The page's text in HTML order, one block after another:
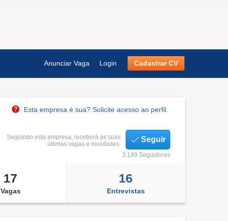
Anunciar Vaga Login Cadastrar CV
Esta empresa é sua? Solicite acesso ao perfil.
Seguindo esta empresa, receberá as suas
últimas vagas e novidades.
Seguir
3.199 Seguidores
17
Vagas
16
Entrevistas